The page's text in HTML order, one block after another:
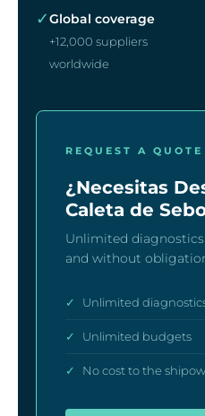
✓Global coverage
+12,000 suppliers
worldwide
REQUEST A QUOTE
¿Necesitas
Caleta de
Unlimited
and without
✓ Unlimited
✓ Unlimited budgets
✓ No cost to the